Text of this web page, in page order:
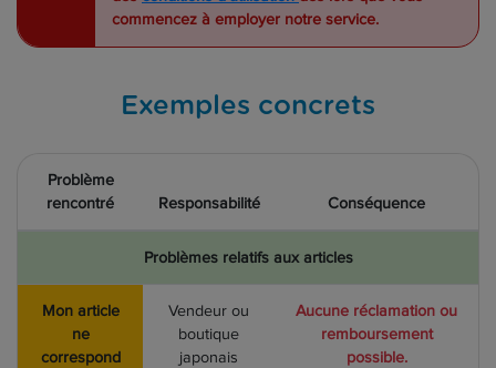
commencez à employer notre service.
Exemples concrets
Problème
rencontré
Responsabilité Conséquence
Problèmes relatifs aux articles
Mon article
ne
correspond
Vendeur ou
boutique
japonais
Aucune réclamation ou
remboursement
possible.